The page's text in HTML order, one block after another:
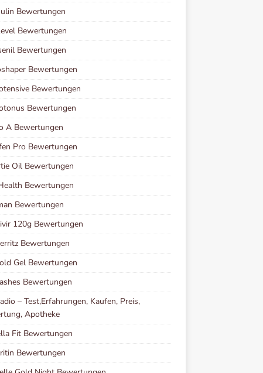
Bewertungen
Bewertungen
Bewertungen
Bewertungen
Bewertungen
Bewertungen
A Bewertungen
Pro Bewertungen
Oil Bewertungen
Bewertungen
Bewertungen
120g Bewertungen
Bewertungen
Gel Bewertungen
Bewertungen
– Test,Erfahrungen, Kaufen, Preis,
Apotheke
Fit Bewertungen
Bewertungen